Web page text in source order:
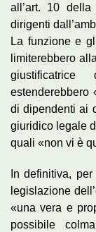
all’art. 10
dirigenti
La funzione e
limiterebbero
estenderebbero
di dipendenti ai
giuridico legale
quali «non vi è
In definitiva,
legislazione
«una vera e
possibile